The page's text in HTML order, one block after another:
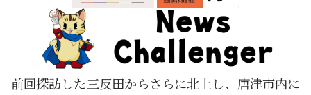
前回探訪した三反田からさらに北上し、唐津市内に